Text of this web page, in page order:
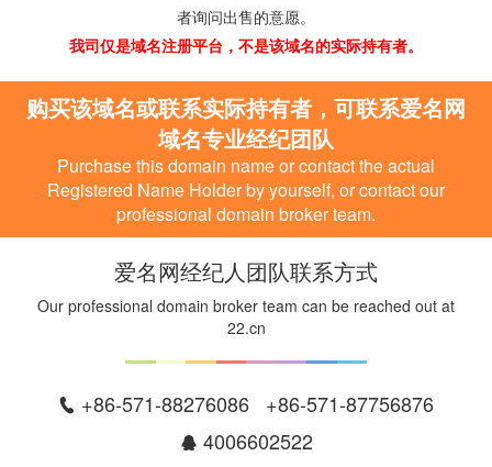
者询问出售的意愿。
我司仅是域名注册平台，不是该域名的实际持有者。
购买该域名或联系实际持有者，可联系爱名网
域名专业经纪团队
Purchase this domain name or contact the actual
Registered Name Holder by yourself, or contact our
professional domain broker team.
爱名网经纪人团队联系方式
Our professional domain broker team can be reached out at
22.cn
+86-571-88276086 +86-571-87756876
4006602522